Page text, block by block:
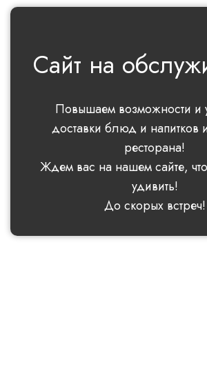
Сайт на
Повышаем возможности и
доставки блюд и напитков
ресторана!
Ждем вас на нашем сайте,
удивить!
До скорых встреч!